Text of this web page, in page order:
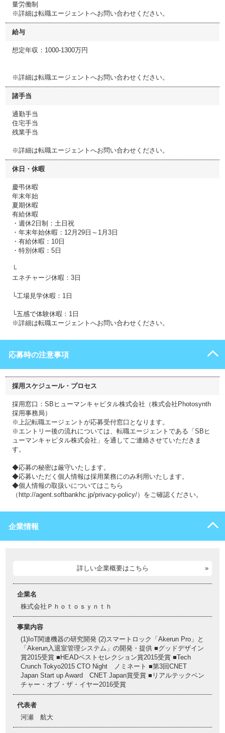
量労働制
※詳細は転職エージェントへお問い合わせください。
給与
想定年収：1000-1300万円
※詳細は転職エージェントへお問い合わせください。
諸手当
通勤手当
住宅手当
残業手当
※詳細は転職エージェントへお問い合わせください。
休日・休暇
慶弔休暇
年末年始
夏期休暇
有給休暇
・週休2日制：土日祝
・年末年始休暇：12月29日～1月3日
・有給休暇：10日
・特別休暇：5日
└
エネチャージ休暇：3日
└工場見学休暇：1日
└五感で体験休暇：1日
※詳細は転職エージェントへお問い合わせください。
応募時の注意事項
採用スケジュール・プロセス
採用窓口：SBヒューマンキャピタル株式会社（株式会社Photosynth
採用事務局）
※上記転職エージェントが応募受付窓口となります。
※エントリー後の流れについては、転職エージェントである「SBヒ
ューマンキャピタル株式会社」を通してご連絡させていただきま
す。
◆応募の秘密は厳守いたします。
◆応募いただく個人情報は採用業務にのみ利用いたします。
◆個人情報の取扱いについてはこちら
（http://agent.softbankhc.jp/privacy-policy/）をご確認ください。
企業情報
詳しい企業概要はこちら
企業名
株式会社Ｐｈｏｔｏｓｙｎｔｈ
事業内容
(1)IoT関連機器の研究開発 (2)スマートロック「Akerun Pro」と
「Akerun入退室管理システム」の開発・提供 ■グッドデザイン
賞2015受賞 ■HEADベストセレクション賞2015受賞 ■Tech
Crunch Tokyo2015 CTO Night ノミネート ■第3回CNET
Japan Start up Award CNET Japan賞受賞 ■リアルテックベン
チャー・オブ・ザ・イヤー2016受賞
代表者
河瀬 航大